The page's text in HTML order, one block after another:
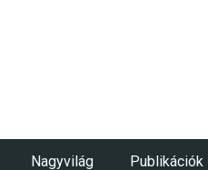
Nagyvilág Publikációk